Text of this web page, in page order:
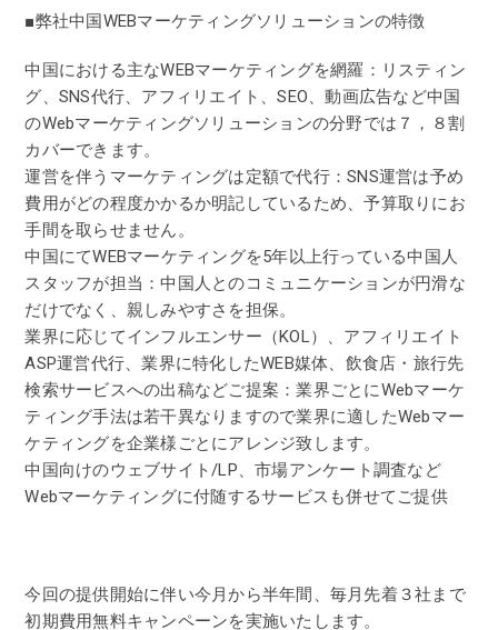
■弊社中国WEBマーケティングソリューションの特徴
中国における主なWEBマーケティングを網羅：リスティン
グ、SNS代行、アフィリエイト、SEO、動画広告など中国
のWebマーケティングソリューションの分野では７，８割
カバーできます。
運営を伴うマーケティングは定額で代行：SNS運営は予め
費用がどの程度かかるか明記しているため、予算取りにお
手間を取らせません。
中国にてWEBマーケティングを5年以上行っている中国人
スタッフが担当：中国人とのコミュニケーションが円滑な
だけでなく、親しみやすさを担保。
業界に応じてインフルエンサー（KOL）、アフィリエイト
ASP運営代行、業界に特化したWEB媒体、飲食店・旅行先
検索サービスへの出稿などご提案：業界ごとにWebマーケ
ティング手法は若干異なりますので業界に適したWebマー
ケティングを企業様ごとにアレンジ致します。
中国向けのウェブサイト/LP、市場アンケート調査など
Webマーケティングに付随するサービスも併せてご提供
今回の提供開始に伴い今月から半年間、毎月先着３社まで
初期費用無料キャンペーンを実施いたします。